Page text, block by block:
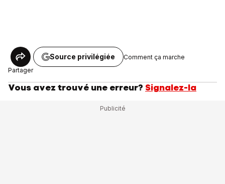
Partager
Source privilégiée Comment ça marche
Vous avez trouvé une erreur? Signalez-la